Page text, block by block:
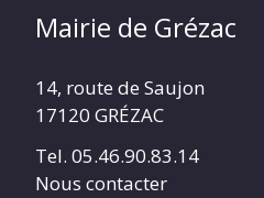
Mairie de Grézac
14, route de Saujon
17120 GRÉZAC
Tel. 05.46.90.83.14
Nous contacter